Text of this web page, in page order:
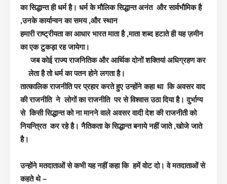
का सिद्धान्त ही धर्म है। धर्म के मौलिक सिद्धान्त अनंत और सार्वभौमिक है
,उनके कार्यान्वन का समय ,और स्थान
हमारी राष्ट्रीयता का आधार भारत माता है ,माता शब्द हटाते ही यह ज़मीन
का एक टुकड़ा रह जायेगा।
जब कोई राज्य राजनितिक और आर्थिक दोनों शक्तियां अधिग्रहण कर
लेता है तो धर्म का पतन होने लगता है।
तात्कालिक राजनीति पर प्रहार करते हुए उन्होंने कहा था कि अवसर वाद
की राजनीति ने लोगों का राजनीति पर से विश्वास उठा दिया है। दुर्भाग्य
से किसी सिद्धान्त को ना मानने वाले अवसर वादी देश की राजनीती को
नियन्त्रित कर रहे है। नैतिकता के सिद्धान्त बनाये नहीं जाते ,खोजे जाते
है।
उन्होंने मतदाताओं से कभी यह नहीं कहा कि हमें वोट दो। वे मतदाताओं से
कहते थे –